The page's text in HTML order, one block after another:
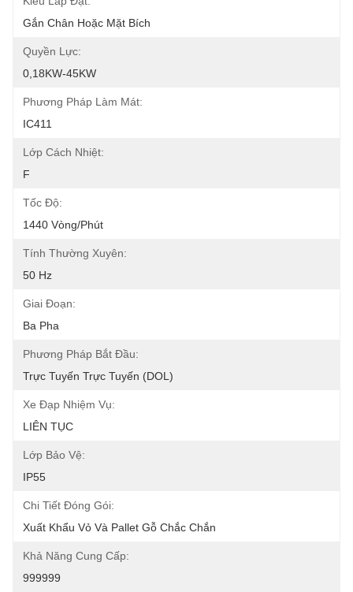
Gắn Chân Hoặc Mặt Bích
Quyền Lực:
0,18KW-45KW
Phương Pháp Làm Mát:
IC411
Lớp Cách Nhiệt:
F
Tốc Độ:
1440 Vòng/phút
Tính Thường Xuyên:
50 Hz
Giai Đoạn:
Ba Pha
Phương Pháp Bắt Đầu:
Trực Tuyến Trực Tuyến (DOL)
Xe Đạp Nhiệm Vụ:
LIÊN TỤC
Lớp Bảo Vệ:
IP55
Chi Tiết Đóng Gói:
Xuất Khẩu Vỏ Và Pallet Gỗ Chắc Chắn
Khả Năng Cung Cấp:
999999